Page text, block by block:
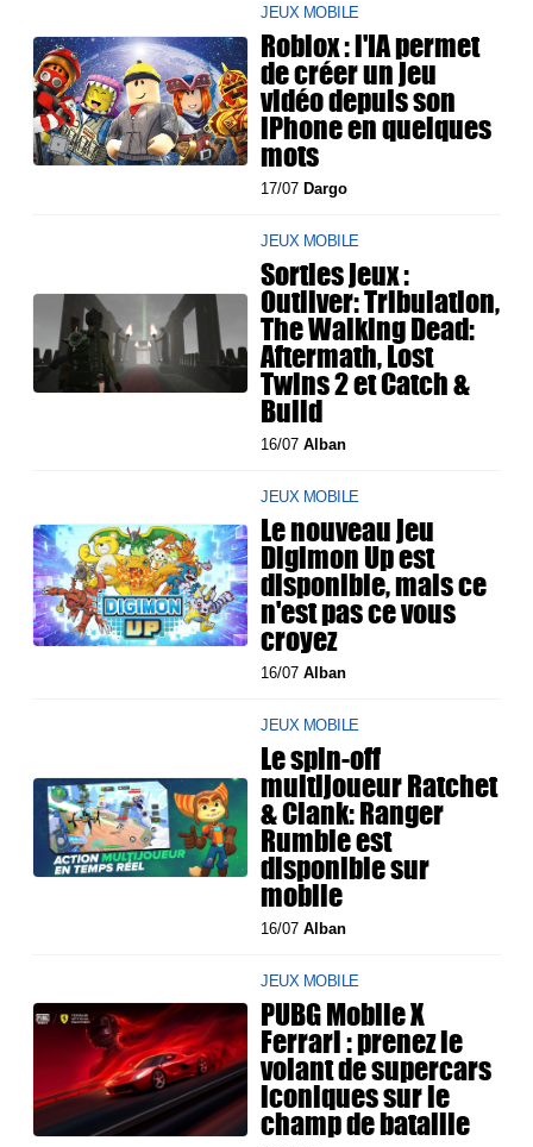
JEUX MOBILE
Roblox : l'IA permet
de créer un jeu
vidéo depuis son
iPhone en quelques
mots
17/07 Dargo
JEUX MOBILE
Sorties jeux :
Outliver: Tribulation,
The Walking Dead:
Aftermath, Lost
Twins 2 et Catch &
Build
16/07Alban
JEUX MOBILE
Le nouveau jeu
Digimon Up est
disponible, mais ce
n'est pas ce vous
croyez
16/07Alban
JEUX MOBILE
Le spin-off
multijoueur Ratchet
& Clank: Ranger
Rumble est
disponible sur
mobile
16/07Alban
JEUX MOBILE
PUBG Mobile X
Ferrari : prenez le
volant de supercars
iconiques sur le
champ de bataille